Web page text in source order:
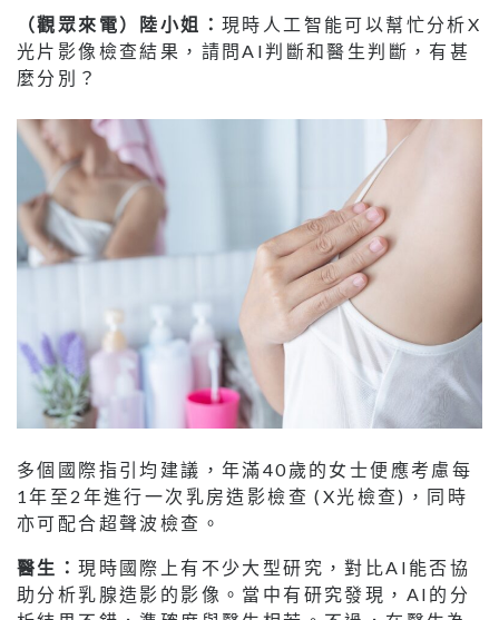
（觀眾來電）陸小姐： 現時人工智能可以幫忙分析X
光片影像檢查結果，請問AI判斷和醫生判斷，有甚
麼分別？
多個國際指引均建議，年滿40歲的女士便應考慮每
1年至2年進行一次乳房造影檢查 (X光檢查)，同時
亦可配合超聲波檢查。
醫生：現時國際上有不少大型研究，對比AI能否協
助分析乳腺造影的影像。當中有研究發現，AI的分